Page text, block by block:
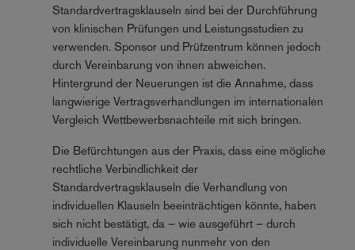
Standardvertragsklauseln sind bei der Durchführung
von klinischen Prüfungen und Leistungsstudien zu
verwenden. Sponsor und Prüfzentrum können jedoch
durch Vereinbarung von ihnen abweichen.
Hintergrund der Neuerungen ist die Annahme, dass
langwierige Vertragsverhandlungen im internationalen
Vergleich Wettbewerbsnachteile mit sich bringen.
Die Befürchtungen aus der Praxis, dass eine mögliche
rechtliche Verbindlichkeit der
Standardvertragsklauseln die Verhandlung von
individuellen Klauseln beeinträchtigen könnte, haben
sich nicht bestätigt, da – wie ausgeführt – durch
individuelle Vereinbarung nunmehr von den